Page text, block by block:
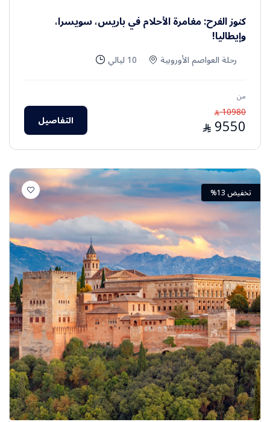
كنوز الفرح: مغامرة الأحلام في باريس، سويسرا،
وإيطاليا!
رحلة العواصم الأوروبية 10 ليالي
من
10980
⃁
9550
⃁ التفاصيل
تخفيض 13%